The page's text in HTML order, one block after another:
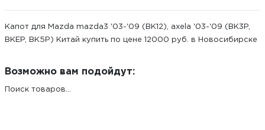
Капот для Mazda mazda3 '03-'09 (BK12), axela '03-'09 (BK3P,
BKEP, BK5P) Китай купить по цене 12000 руб. в Новосибирске
Возможно вам подойдут:
Поиск товаров...